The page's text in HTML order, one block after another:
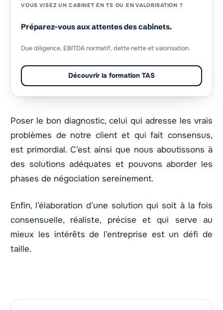
VOUS VISEZ UN CABINET EN TS OU EN VALORISATION ?
Préparez-vous aux attentes des cabinets.
Due diligence, EBITDA normatif, dette nette et valorisation.
Découvrir la formation TAS
Poser le bon diagnostic, celui qui adresse les vrais
problèmes de notre client et qui fait consensus,
est primordial. C’est ainsi que nous aboutissons à
des solutions adéquates et pouvons aborder les
phases de négociation sereinement.
Enfin, l’élaboration d’une solution qui soit à la fois
consensuelle, réaliste, précise et qui serve au
mieux les intérêts de l’entreprise est un défi de
taille.